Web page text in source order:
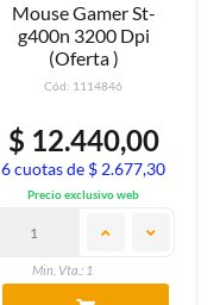
Mouse Gamer St-
g400n 3200 Dpi
(Oferta )
Cód: 1114846
$ 12.440,00
6 cuotas de $ 2.677,30
Precio exclusivo web
Min. Vta.: 1